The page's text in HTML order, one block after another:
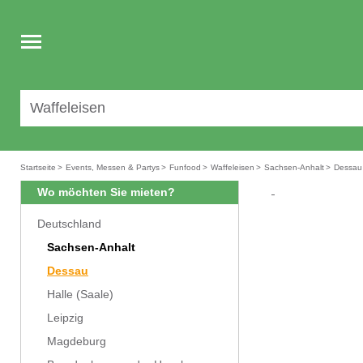
Toggle
navigation
Startseite > Events, Messen & Partys> Funfood > Waffeleisen > Sachsen-Anhalt> Dessau
Wo möchten Sie mieten?
Deutschland
Sachsen-Anhalt
Dessau
Halle (Saale)
Leipzig
Magdeburg